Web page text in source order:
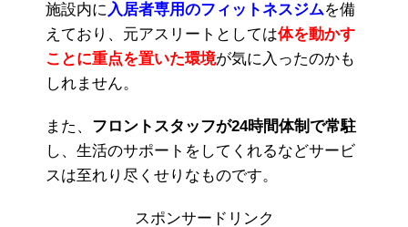
施設内に入居者専用のフィットネスジムを備
えており、元アスリートとしては体を動かす
ことに重点を置いた環境が気に入ったのかも
しれません。
また、 フロントスタッフが24時間体制で常駐
し、生活のサポートをしてくれるなどサービ
スは至れり尽くせりなものです。
スポンサードリンク